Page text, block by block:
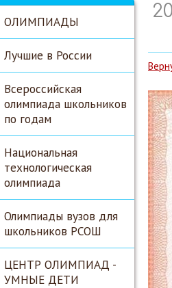
ОЛИМПИАДЫ
Лучшие в России
Всероссийская
олимпиада школьников
по годам
Национальная
технологическая
олимпиада
Олимпиады вузов для
школьников РСОШ
ЦЕНТР ОЛИМПИАД -
УМНЫЕ ДЕТИ